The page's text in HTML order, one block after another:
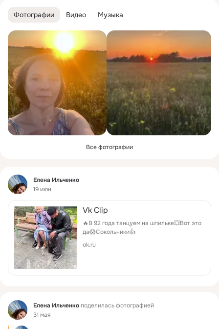
Фотографии Видео Музыка
Все фотографии
Фид
Елена Ильченко
19 июн
Vk Clip
🔥В 92 года танцуем на шпильке💥Вот это
да😱Сокольники👍
ok.ru
Фид Елена Ильченкоподелилась фотографией
31 мая